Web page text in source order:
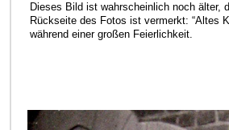
Dieses Bild ist wahrscheinlich noch älter,
Rückseite des Fotos ist vermerkt: “Altes
während einer großen Feierlichkeit.